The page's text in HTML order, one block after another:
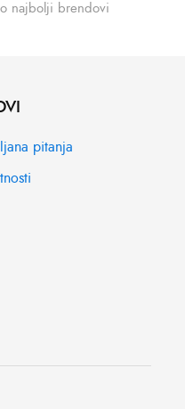
najbolji brendovi
pitanja